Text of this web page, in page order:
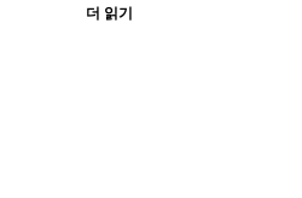
더 읽기